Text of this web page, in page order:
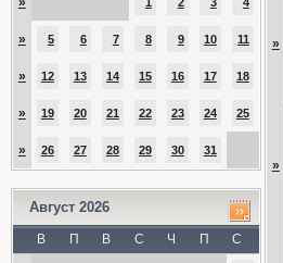
» 5 6 7 8 9 10 11
» 12 13 14 15 16 17 18
» 19 20 21 22 23 24 25
» 26 27 28 29 30 31
Август 2026
В П В С Ч П С
»
»